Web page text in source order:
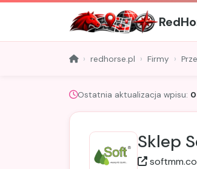
redhorse.pl Firmy
Ostatnia aktualizacja wpisu:
Sklep